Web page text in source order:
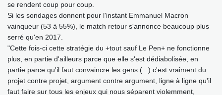
se rendent coup pour coup.
Si les sondages donnent pour l'instant Emmanuel Macron
vainqueur (53 à 55%), le match retour s'annonce beaucoup plus
serré qu'en 2017.
"Cette fois-ci cette stratégie du +tout sauf Le Pen+ ne fonctionne
plus, en partie d'ailleurs parce que elle s'est dédiabolisée, en
partie parce qu'il faut convaincre les gens (...) c'est vraiment du
projet contre projet, argument contre argument, ligne à ligne qu'il
faut faire sur tous les enjeux qui nous séparent violemment,